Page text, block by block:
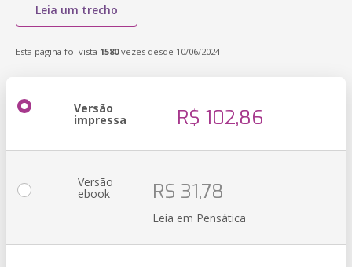
Leia um trecho
Esta página foi vista 1580vezes desde 10/06/2024
Versão
impressa R$ 102,86
Versão
ebook R$ 31,78
Leia em Pensática